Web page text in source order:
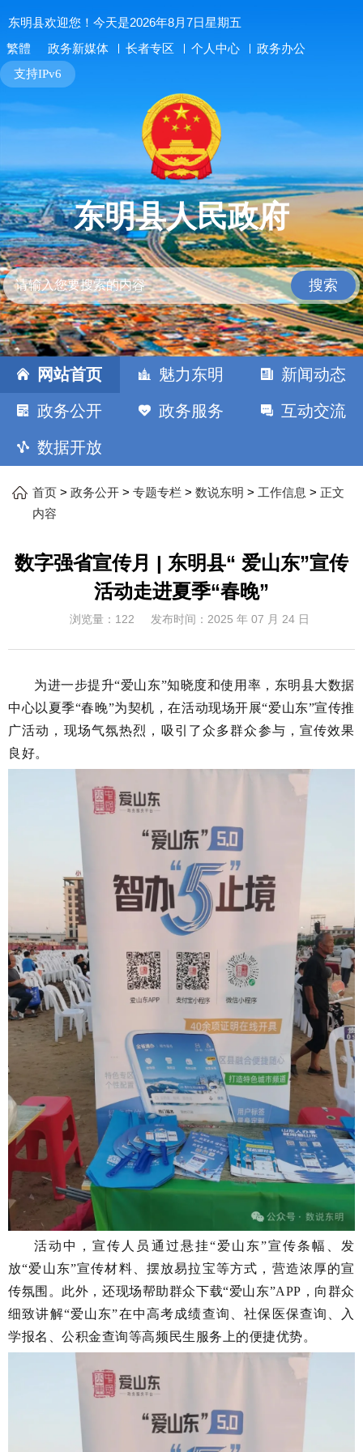
东明县欢迎您！今天是2026年8月7日星期五
繁體 政务新媒体 长者专区 个人中心 政务办公
支持IPv6
东明县人民政府
搜索
网站首页 魅力东明 新闻动态
政务公开 政务服务 互动交流
数据开放
首页 > 政务公开 > 专题专栏 > 数说东明 > 工作信息 > 正文
内容
数字强省宣传月 | 东明县“ 爱山东”宣传
活动走进夏季“春晚”
浏览量： 122 发布时间： 2025 年 07 月 24 日
为进一步提升“爱山东”知晓度和使用率，东明县大数据
中心以夏季“春晚”为契机，在活动现场开展“爱山东”宣传推
广活动，现场气氛热烈，吸引了众多群众参与，宣传效果
良好。
活动中，宣传人员通过悬挂“爱山东”宣传条幅、 发
放“爱山东”宣传材料、摆放易拉宝等方式，营造浓厚的宣
传氛围。此外，还现场帮助群众下载“爱山东”APP ， 向群众
细致讲解“爱山东”在中高考成绩查询、社保医保查询、入
学报名、公积金查询等高频民生服务上的便捷优势。